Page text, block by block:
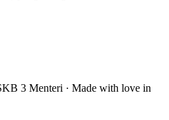
3 Menteri · Made with love in